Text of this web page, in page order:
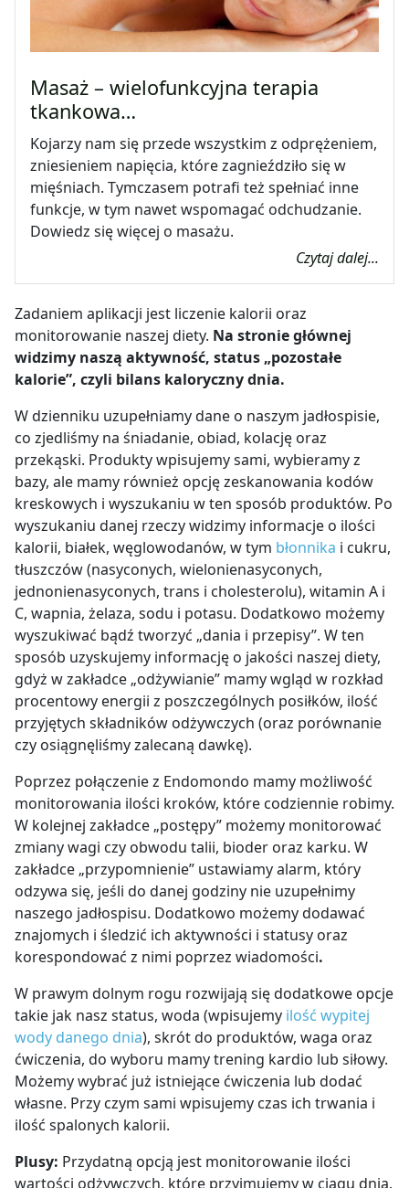
Masaż – wielofunkcyjna terapia
tkankowa…
Kojarzy nam się przede wszystkim z odprężeniem,
zniesieniem napięcia, które zagnieździło się w
mięśniach. Tymczasem potrafi też spełniać inne
funkcje, w tym nawet wspomagać odchudzanie.
Dowiedz się więcej o masażu.
Czytaj dalej...
Zadaniem aplikacji jest liczenie kalorii oraz
monitorowanie naszej diety. Na stronie głównej
widzimy naszą aktywność, status „pozostałe
kalorie”, czyli bilans kaloryczny dnia.
W dzienniku uzupełniamy dane o naszym jadłospisie,
co zjedliśmy na śniadanie, obiad, kolację oraz
przekąski. Produkty wpisujemy sami, wybieramy z
bazy, ale mamy również opcję zeskanowania kodów
kreskowych i wyszukaniu w ten sposób produktów. Po
wyszukaniu danej rzeczy widzimy informacje o ilości
kalorii, białek, węglowodanów, w tym błonnika i cukru,
tłuszczów (nasyconych, wielonienasyconych,
jednonienasyconych, trans i cholesterolu), witamin A i
C, wapnia, żelaza, sodu i potasu. Dodatkowo możemy
wyszukiwać bądź tworzyć „dania i przepisy”. W ten
sposób uzyskujemy informację o jakości naszej diety,
gdyż w zakładce „odżywianie” mamy wgląd w rozkład
procentowy energii z poszczególnych posiłków, ilość
przyjętych składników odżywczych (oraz porównanie
czy osiągnęliśmy zalecaną dawkę).
Poprzez połączenie z Endomondo mamy możliwość
monitorowania ilości kroków, które codziennie robimy.
W kolejnej zakładce „postępy” możemy monitorować
zmiany wagi czy obwodu talii, bioder oraz karku. W
zakładce „przypomnienie” ustawiamy alarm, który
odzywa się, jeśli do danej godziny nie uzupełnimy
naszego jadłospisu. Dodatkowo możemy dodawać
znajomych i śledzić ich aktywności i statusy oraz
korespondować z nimi poprzez wiadomości.
W prawym dolnym rogu rozwijają się dodatkowe opcje
takie jak nasz status, woda (wpisujemy ilość wypitej
wody danego dnia), skrót do produktów, waga oraz
ćwiczenia, do wyboru mamy trening kardio lub siłowy.
Możemy wybrać już istniejące ćwiczenia lub dodać
własne. Przy czym sami wpisujemy czas ich trwania i
ilość spalonych kalorii.
Plusy: Przydatną opcją jest monitorowanie ilości
wartości odżywczych, które przyjmujemy w ciągu dnia.